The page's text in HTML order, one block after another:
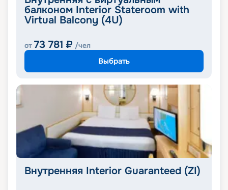
балконом Interior Stateroom with
Virtual Balcony (4U)
от 73 781 ₽ /чел
Выбрать
Внутренняя Interior Guaranteed (ZI)